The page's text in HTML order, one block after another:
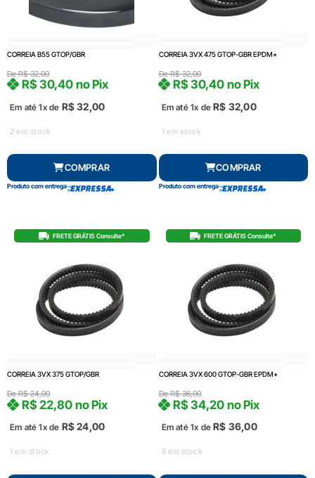
CORREIA B55 GTOP/GBR
DeR$32,00
Em até 1x de R$32,00
R$30,40 no Pix
2 em stock
COMPRAR
Produto com entrega
CORREIA 3VX 475 GTOP-GBR EPDM+
DeR$32,00
Em até 1x de R$ 32,00
R$30,40 no Pix
1 em stock
COMPRAR
Produto com entrega
FRETE GRÁTIS Consulte*
CORREIA 3VX 375 GTOP/GBR
DeR$24,00
Em até 1x de R$24,00
R$22,80 no Pix
1 em stock
FRETE GRÁTIS Consulte*
CORREIA 3VX 600 GTOP-GBR EPDM+
DeR$36,00
Em até 1x de R$ 36,00
R$34,20 no Pix
8 em stock